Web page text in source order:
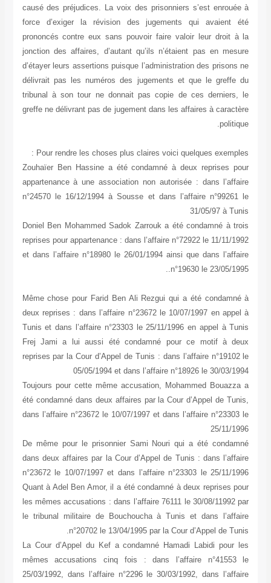
causé des préjudices. La voix des prisonniers s’est enrouée à
force d’exiger la révision des jugements qui avaient été
prononcés contre eux sans pouvoir faire valoir leur droit à la
jonction des affaires, d’autant qu’ils n’étaient pas en mesure
d’étayer leurs assertions puisque l’administration des prisons ne
délivrait pas les numéros des jugements et que le greffe du
tribunal à son tour ne donnait pas copie de ces derniers, le
greffe ne délivrant pas de jugement dans les affaires à caractère
politique.
Pour rendre les choses plus claires voici quelques exemples :
Zouhaïer Ben Hassine a été condamné à deux reprises pour
appartenance à une association non autorisée : dans l’affaire
n°24570 le 16/12/1994 à Sousse et dans l’affaire n°99261 le
31/05/97 à Tunis
Doniel Ben Mohammed Sadok Zarrouk a été condamné à trois
reprises pour appartenance : dans l’affaire n°72922 le 11/11/1992
et dans l’affaire n°18980 le 26/01/1994 ainsi que dans l’affaire
n°19630 le 23/05/1995..
Même chose pour Farid Ben Ali Rezgui qui a été condamné à
deux reprises : dans l’affaire n°23672 le 10/07/1997 en appel à
Tunis et dans l’affaire n°23303 le 25/11/1996 en appel à Tunis
Frej Jami a lui aussi été condamné pour ce motif à deux
reprises par la Cour d’Appel de Tunis : dans l’affaire n°19102 le
05/05/1994 et dans l’affaire n°18926 le 30/03/1994
Toujours pour cette même accusation, Mohammed Bouazza a
été condamné dans deux affaires par la Cour d’Appel de Tunis,
dans l’affaire n°23672 le 10/07/1997 et dans l’affaire n°23303 le
25/11/1996
De même pour le prisonnier Sami Nouri qui a été condamné
dans deux affaires par la Cour d’Appel de Tunis : dans l’affaire
n°23672 le 10/07/1997 et dans l’affaire n°23303 le 25/11/1996
Quant à Adel Ben Amor, il a été condamné à deux reprises pour
les mêmes accusations : dans l’affaire 76111 le 30/08/11992 par
le tribunal militaire de Bouchoucha à Tunis et dans l’affaire
n°20702 le 13/04/1995 par la Cour d’Appel de Tunis.
La Cour d’Appel du Kef a condamné Hamadi Labidi pour les
mêmes accusations cinq fois : dans l’affaire n°41553 le
25/03/1992, dans l’affaire n°2296 le 30/03/1992, dans l’affaire